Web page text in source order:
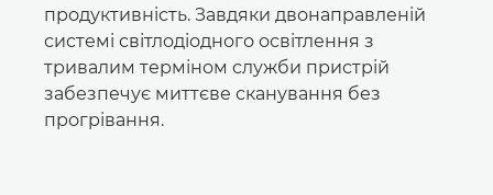
продуктивність. Завдяки двонаправленій
системі світлодіодного освітлення з
тривалим терміном служби пристрій
забезпечує миттєве сканування без
прогрівання.